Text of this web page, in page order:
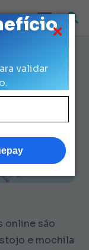
validar
7
online são
e mochila